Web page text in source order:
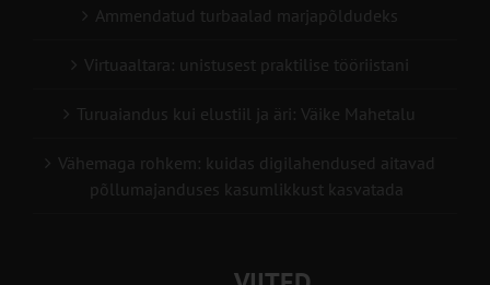
Ammendatud turbaalad marjapõldudeks
Virtuaaltara: unistusest praktilise tööriistani
Turuaiandus kui elustiil ja äri: Väike Mahetalu
Vähemaga rohkem: kuidas digilahendused aitavad
põllumajanduses kasumlikkust kasvatada